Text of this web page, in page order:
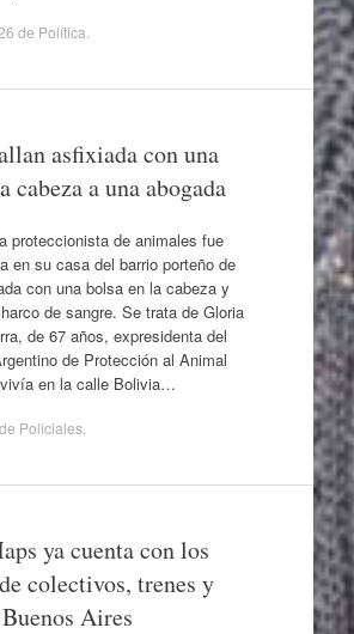
de Política
asfixiada con una
cabeza a una abogada
proteccionista de animales fue
en su casa del barrio porteño de
con una bolsa en la cabeza y
de sangre. Se trata de Gloria
de 67 años, expresidenta del
de Protección al Animal
en la calle Bolivia…
de Policiales.
ya cuenta con los
colectivos, trenes y
Aires